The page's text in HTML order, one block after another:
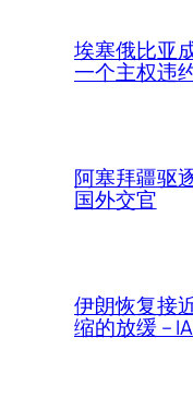
埃塞俄比亚
一个主权违
阿塞拜疆驱
国外交官
伊朗恢复接
缩的放缓 –